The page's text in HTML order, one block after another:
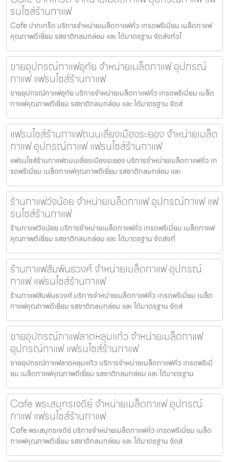
รนไชส์ร้านกาแฟ
Cafe ปากเกร็ด บริการจำหน่ายเมล็ดกาแฟคั่ว เกรดพรีเมี่ยม เมล็ดกาแฟ
คุณภาพดีเยี่ยม รสชาติกลมกล่อม และ ได้มาตรฐาน จัดส่งทั่วไ
ขายอุปกรณ์กาแฟอุทัย จำหน่ายเมล็ดกาแฟ อุปกรณ์
กาแฟ แฟรนไชส์ร้านกาแฟ
ขายอุปกรณ์กาแฟอุทัย บริการจำหน่ายเมล็ดกาแฟคั่ว เกรดพรีเมี่ยม เมล็ด
กาแฟคุณภาพดีเยี่ยม รสชาติกลมกล่อม และ ได้มาตรฐาน จัดส่
แฟรนไชส์ร้านกาแฟถนนเลี่ยงเมืองระยอง จำหน่ายเมล็ด
กาแฟ อุปกรณ์กาแฟ แฟรนไชส์ร้านกาแฟ
แฟรนไชส์ร้านกาแฟถนนเลี่ยงเมืองระยอง บริการจำหน่ายเมล็ดกาแฟคั่ว เก
รดพรีเมี่ยม เมล็ดกาแฟคุณภาพดีเยี่ยม รสชาติกลมกล่อม และ
ร้านกาแฟวังน้อย จำหน่ายเมล็ดกาแฟ อุปกรณ์กาแฟ แฟ
รนไชส์ร้านกาแฟ
ร้านกาแฟวังน้อย บริการจำหน่ายเมล็ดกาแฟคั่ว เกรดพรีเมี่ยม เมล็ดกาแฟ
คุณภาพดีเยี่ยม รสชาติกลมกล่อม และ ได้มาตรฐาน จัดส่งทั่
ร้านกาแฟสัมพันธวงศ์ จำหน่ายเมล็ดกาแฟ อุปกรณ์
กาแฟ แฟรนไชส์ร้านกาแฟ
ร้านกาแฟสัมพันธวงศ์ บริการจำหน่ายเมล็ดกาแฟคั่ว เกรดพรีเมี่ยม เมล็ด
กาแฟคุณภาพดีเยี่ยม รสชาติกลมกล่อม และ ได้มาตรฐาน จัดส่
ขายอุปกรณ์กาแฟลาดหลุมแก้ว จำหน่ายเมล็ดกาแฟ
อุปกรณ์กาแฟ แฟรนไชส์ร้านกาแฟ
ขายอุปกรณ์กาแฟลาดหลุมแก้ว บริการจำหน่ายเมล็ดกาแฟคั่ว เกรดพรีเมี่
ยม เมล็ดกาแฟคุณภาพดีเยี่ยม รสชาติกลมกล่อม และ ได้มาตรฐาน
Cafe พระสมุทรเจดีย์ จำหน่ายเมล็ดกาแฟ อุปกรณ์
กาแฟ แฟรนไชส์ร้านกาแฟ
Cafe พระสมุทรเจดีย์ บริการจำหน่ายเมล็ดกาแฟคั่ว เกรดพรีเมี่ยม เมล็ด
กาแฟคุณภาพดีเยี่ยม รสชาติกลมกล่อม และ ได้มาตรฐาน จัดส่